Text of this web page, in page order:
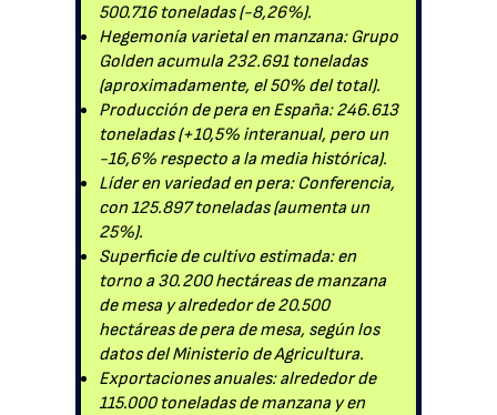
500.716 toneladas (-8,26%).
Hegemonía varietal en manzana: Grupo
Golden acumula 232.691 toneladas
(aproximadamente, el 50% del total).
Producción de pera en España: 246.613
toneladas (+10,5% interanual, pero un
-16,6% respecto a la media histórica).
Líder en variedad en pera: Conferencia,
con 125.897 toneladas (aumenta un
25%).
Superficie de cultivo estimada: en
torno a 30.200 hectáreas de manzana
de mesa y alrededor de 20.500
hectáreas de pera de mesa, según los
datos del Ministerio de Agricultura.
Exportaciones anuales: alrededor de
115.000 toneladas de manzana y en